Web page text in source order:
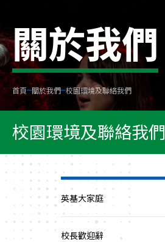
關於我們
首頁 關於我們 校園環境及聯絡我們
校園環境及聯絡我們
英基大家庭
校長歡迎辭